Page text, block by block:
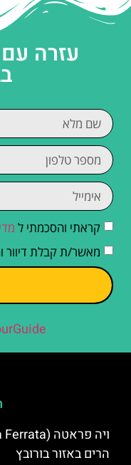
עזרה
קראתי והסכמתי ל
מאשר/ת קבלת דיוור
הרים באזור בורובץ